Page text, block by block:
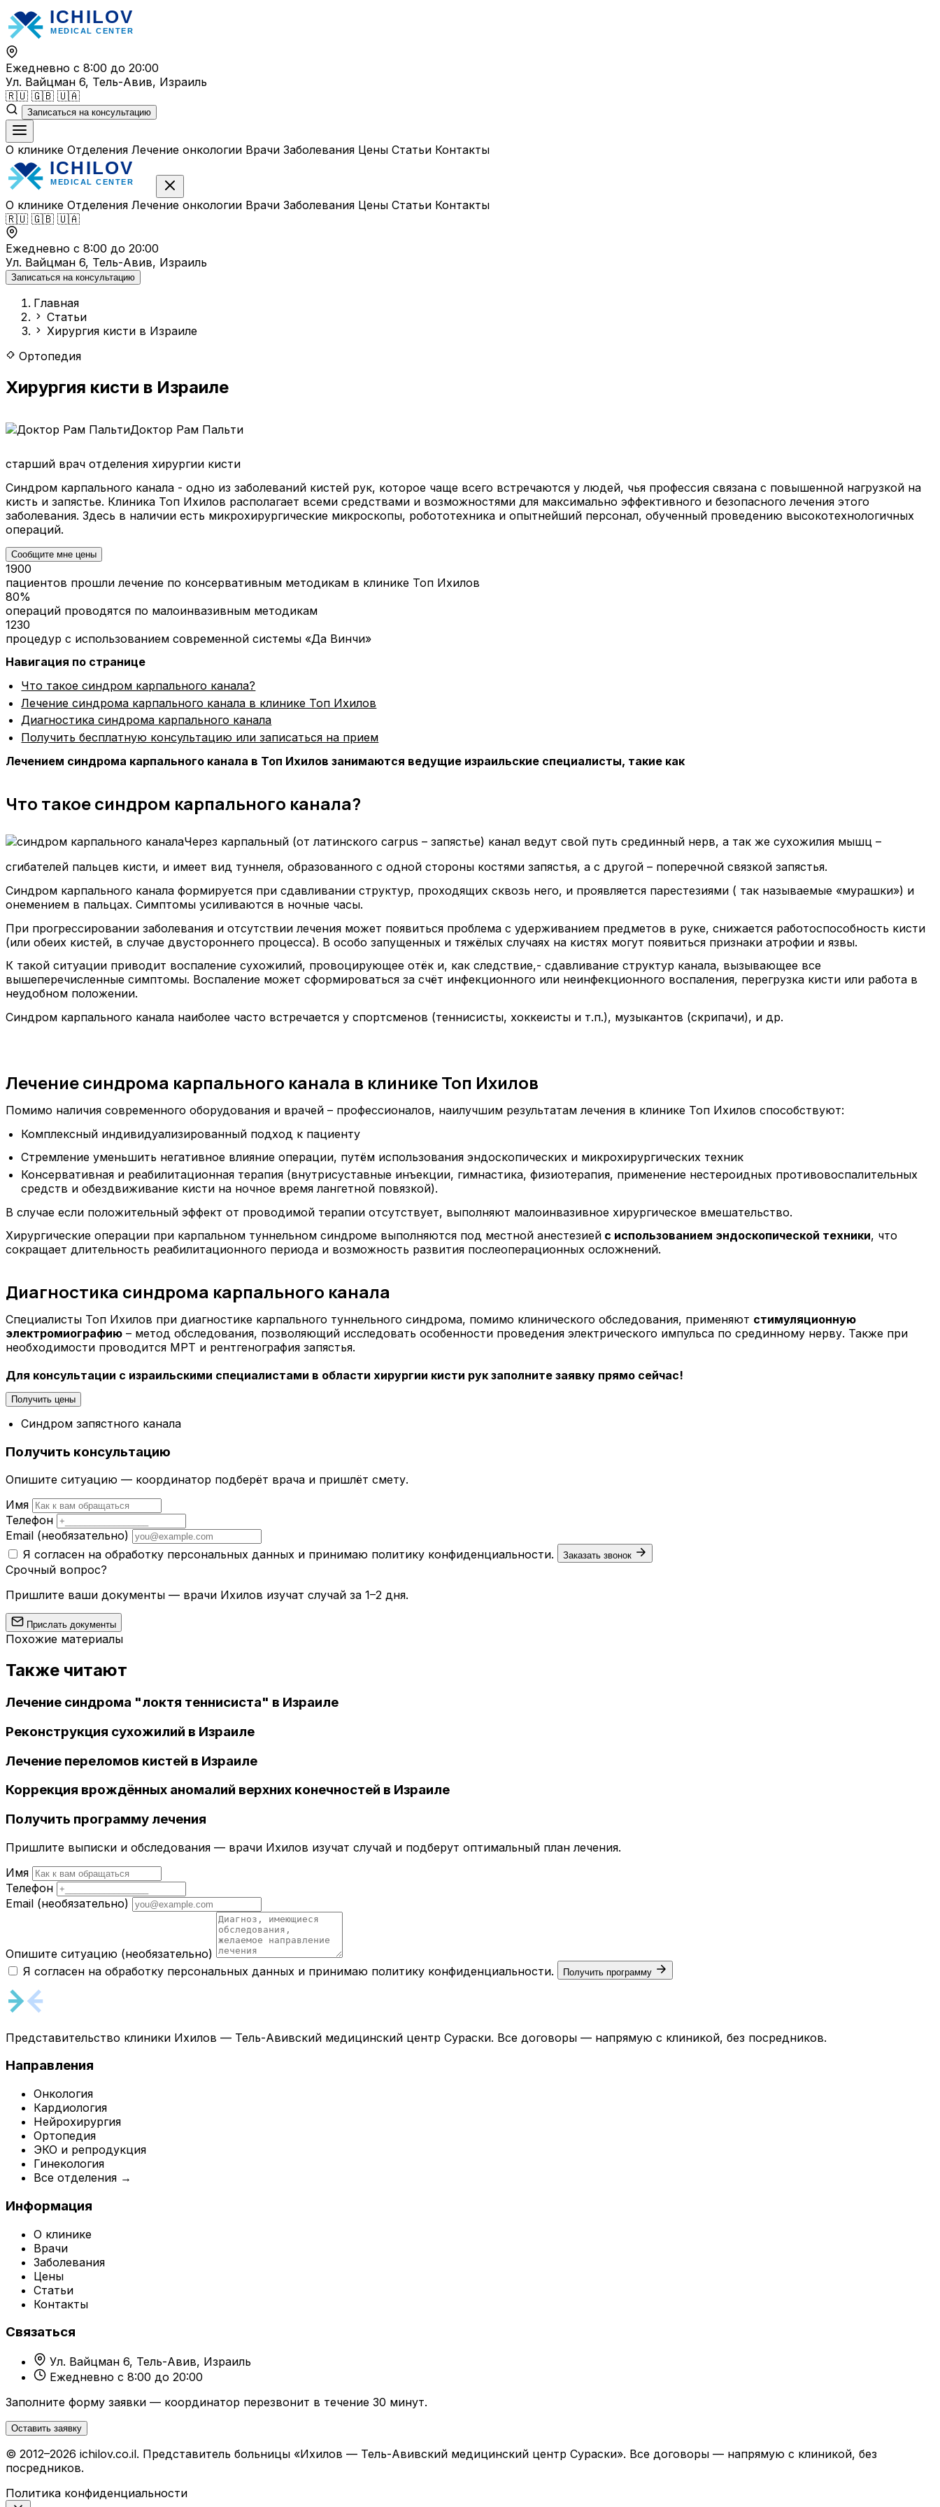
Перейти
к
содержимому
Ежедневно с 8:00 до 20:00
Ул. Вайцман 6, Тель-Авив, Израиль
🇷🇺 🇬🇧 🇺🇦
Записаться на консультацию
О клинике Отделения Лечение онкологии Врачи Заболевания Цены Статьи Контакты
О клинике Отделения Лечение онкологии Врачи Заболевания Цены Статьи Контакты
🇷🇺 🇬🇧 🇺🇦
Ежедневно с 8:00 до 20:00
Ул. Вайцман 6, Тель-Авив, Израиль
Записаться на консультацию
Главная
Статьи
Хирургия кисти в Израиле
Ортопедия
Хирургия кисти в Израиле
Доктор Рам Пальти
старший врач отделения хирургии кисти
Синдром карпального канала - одно из заболеваний кистей рук, которое чаще всего встречаются у людей, чья профессия связана с повышенной нагрузкой на
кисть и запястье. Клиника Топ Ихилов располагает всеми средствами и возможностями для максимально эффективного и безопасного лечения этого
заболевания. Здесь в наличии есть микрохирургические микроскопы, робототехника и опытнейший персонал, обученный проведению высокотехнологичных
операций.
Сообщите мне цены
1900
пациентов прошли лечение по консервативным методикам в клинике Топ Ихилов
80%
операций проводятся по малоинвазивным методикам
1230
процедур с использованием современной системы «Да Винчи»
Навигация по странице
Что такое синдром карпального канала?
Лечение синдрома карпального канала в клинике Топ Ихилов
Диагностика синдрома карпального канала
Получить бесплатную консультацию или записаться на прием
Лечением синдрома карпального канала в Топ Ихилов занимаются ведущие израильские специалисты, такие как
Что такое синдром карпального канала?
Через карпальный (от латинского carpus – запястье) канал ведут свой путь срединный нерв, а так же сухожилия мышц –
сгибателей пальцев кисти, и имеет вид туннеля, образованного с одной стороны костями запястья, а с другой – поперечной связкой запястья.
Синдром карпального канала формируется при сдавливании структур, проходящих сквозь него, и проявляется парестезиями ( так называемые «мурашки») и
онемением в пальцах. Симптомы усиливаются в ночные часы.
При прогрессировании заболевания и отсутствии лечения может появиться проблема с удерживанием предметов в руке, снижается работоспособность кисти
(или обеих кистей, в случае двустороннего процесса). В особо запущенных и тяжёлых случаях на кистях могут появиться признаки атрофии и язвы.
К такой ситуации приводит воспаление сухожилий, провоцирующее отёк и, как следствие,- сдавливание структур канала, вызывающее все
вышеперечисленные симптомы. Воспаление может сформироваться за счёт инфекционного или неинфекционного воспаления, перегрузка кисти или работа в
неудобном положении.
Синдром карпального канала наиболее часто встречается у спортсменов (теннисисты, хоккеисты и т.п.), музыкантов (скрипачи), и др.
Лечение синдрома карпального канала в клинике Топ Ихилов
Помимо наличия современного оборудования и врачей – профессионалов, наилучшим результатам лечения в клинике Топ Ихилов способствуют:
Комплексный индивидуализированный подход к пациенту
Стремление уменьшить негативное влияние операции, путём использования эндоскопических и микрохирургических техник
Консервативная и реабилитационная терапия (внутрисуставные инъекции, гимнастика, физиотерапия, применение нестероидных противовоспалительных
средств и обездвиживание кисти на ночное время лангетной повязкой).
В случае если положительный эффект от проводимой терапии отсутствует, выполняют малоинвазивное хирургическое вмешательство.
Хирургические операции при карпальном туннельном синдроме выполняются под местной анестезией с использованием эндоскопической техники, что
сокращает длительность реабилитационного периода и возможность развития послеоперационных осложнений.
Диагностика синдрома карпального канала
Специалисты Топ Ихилов при диагностике карпального туннельного синдрома, помимо клинического обследования, применяют стимуляционную
электромиографию – метод обследования, позволяющий исследовать особенности проведения электрического импульса по срединному нерву. Также при
необходимости проводится МРТ и рентгенография запястья.
Для консультации с израильскими специалистами в области хирургии кисти рук заполните заявку прямо сейчас!
Получить цены
Синдром запястного канала
Получить консультацию
Опишите ситуацию — координатор подберёт врача и пришлёт смету.
Имя
Телефон
Email (необязательно)
Я согласен на обработку персональных данных и принимаю политику конфиденциальности. Заказать звонок
Срочный вопрос?
Пришлите ваши документы — врачи Ихилов изучат случай за 1–2 дня.
Прислать документы
Похожие материалы
Также читают
Лечение синдрома "локтя теннисиста" в Израиле
Реконструкция сухожилий в Израиле
Лечение переломов кистей в Израиле
Коррекция врождённых аномалий верхних конечностей в Израиле
Получить программу лечения
Пришлите выписки и обследования — врачи Ихилов изучат случай и подберут оптимальный план лечения.
Имя
Телефон
Email (необязательно)
Опишите ситуацию (необязательно)
Я согласен на обработку персональных данных и принимаю политику конфиденциальности. Получить программу
Представительство клиники Ихилов — Тель-Авивский медицинский центр Сураски. Все договоры — напрямую с клиникой, без посредников.
Направления
Онкология
Кардиология
Нейрохирургия
Ортопедия
ЭКО и репродукция
Гинекология
Все отделения →
Информация
О клинике
Врачи
Заболевания
Цены
Статьи
Контакты
Связаться
Ул. Вайцман 6, Тель-Авив, Израиль
Ежедневно с 8:00 до 20:00
Заполните форму заявки — координатор перезвонит в течение 30 минут.
Оставить заявку
© 2012–2026 ichilov.co.il. Представитель больницы «Ихилов — Тель-Авивский медицинский центр Сураски». Все договоры — напрямую с клиникой, без
посредников.
Политика конфиденциальности